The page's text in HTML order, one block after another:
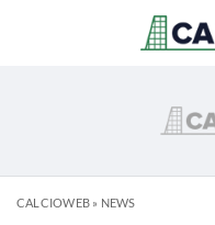
CALCIOWEB» NEWS